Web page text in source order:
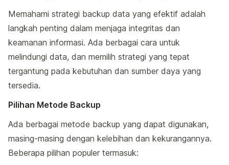
Memahami strategi backup data yang efektif adalah
langkah penting dalam menjaga integritas dan
keamanan informasi. Ada berbagai cara untuk
melindungi data, dan memilih strategi yang tepat
tergantung pada kebutuhan dan sumber daya yang
tersedia.
Pilihan Metode Backup
Ada berbagai metode backup yang dapat digunakan,
masing-masing dengan kelebihan dan kekurangannya.
Beberapa pilihan populer termasuk: